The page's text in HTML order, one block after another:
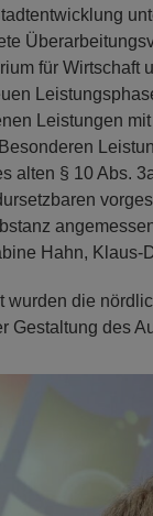
für Wirtschaft
Leistungen
alten § 10 Abs.
Hahn, Klaus-
wurden die
Gestaltung des